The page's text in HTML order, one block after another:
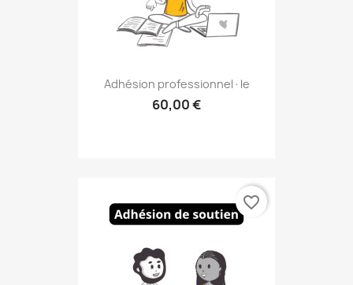
Adhésion professionnel·le
60,00 €
favorite_border